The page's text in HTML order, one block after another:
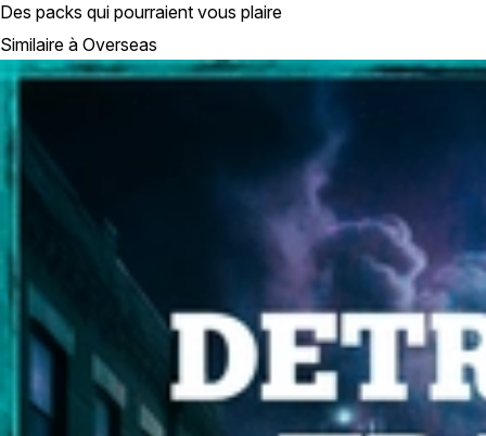
Des packs qui pourraient vous plaire
Similaire à Overseas